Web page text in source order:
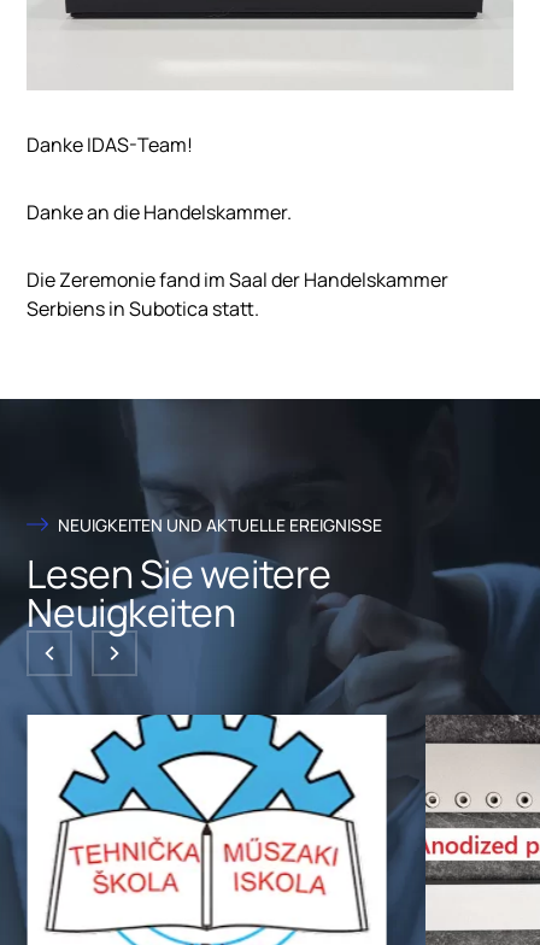
Danke IDAS-Team!
Danke an die Handelskammer.
Die Zeremonie fand im Saal der Handelskammer
Serbiens in Subotica statt.
NEUIGKEITEN UND AKTUELLE EREIGNISSE
Lesen Sie weitere
Neuigkeiten